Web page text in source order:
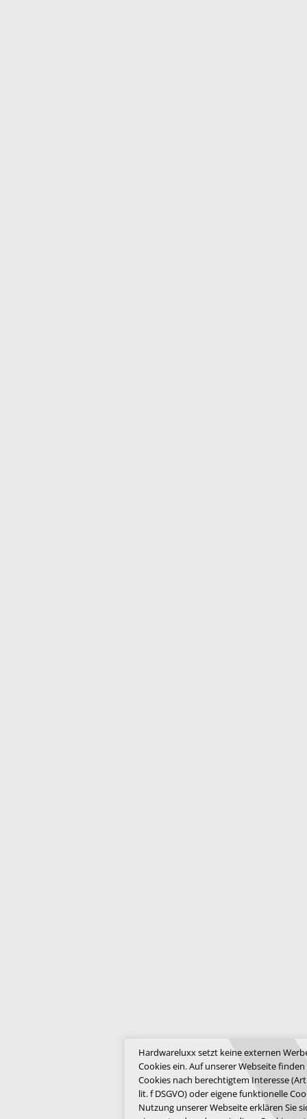
Hardwareluxx setzt keine externen
Cookies ein. Auf unserer Webseite
Cookies nach berechtigtem Interesse
lit. f DSGVO) oder eigene funktionelle
Nutzung unserer Webseite erklären Sie